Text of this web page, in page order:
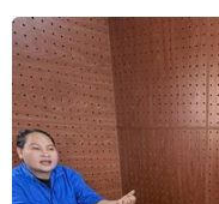
CƠ QUAN CHỦ QUẢN: THÔNG
Tổng Biên tập: TRẦN
Phó Tổng Biên tập:
THỦY